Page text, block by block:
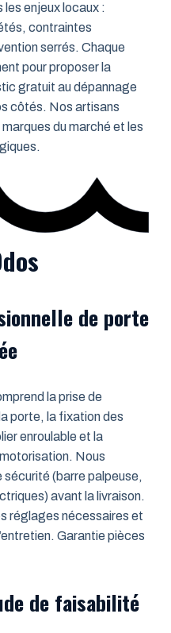
enjeux locaux :
contraintes
serrés. Chaque
pour proposer la
gratuit au dépannage
côtés. Nos artisans
du marché et les
de porte
la prise de
porte, la fixation des
enroulable et la
Nous
(barre palpeuse,
avant la livraison.
réglages nécessaires et
Garantie pièces
de faisabilité